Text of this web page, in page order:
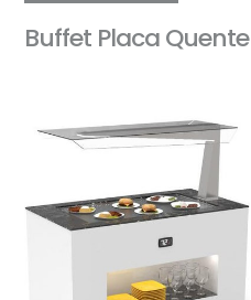
Buffet Placa Quente